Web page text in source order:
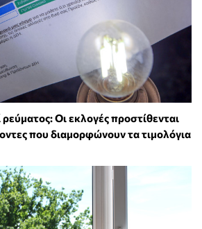
Οι εκλογές προστίθενται
που διαμορφώνουν τα τιμολόγια